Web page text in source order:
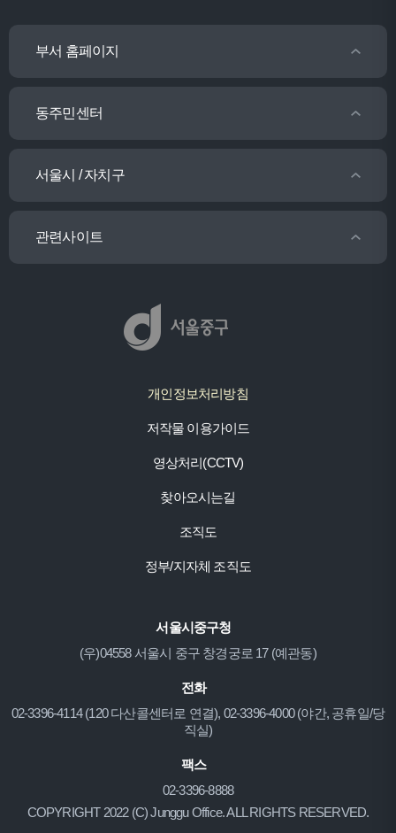
부서 홈페이지
동주민센터
서울시 / 자치구
관련사이트
개인정보처리방침
저작물 이용가이드
영상처리(CCTV)
찾아오시는길
조직도
정부/지자체 조직도
서울시중구청
(우)04558 서울시 중구 창경궁로 17 (예관동)
전화
02-3396-4114 (120 다산콜센터로 연결), 02-3396-4000 (야간, 공휴일/당
직실)
팩스
02-3396-8888
COPYRIGHT 2022 (C) Junggu Office. ALL RIGHTS RESERVED.